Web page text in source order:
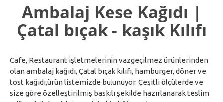
Ambalaj Kese Kağıdı |
Çatal bıçak - kaşık Kılıfı
Cafe, Restaurant işletmelerinin vazgeçilmez ürünlerinden
olan ambalaj kağıdı, Çatal bıçak kılıfı, hamburger, döner ve
tost kağıdı,ürün listemizde bulunuyor. Çeşitli ölçülerde ve
size göre özelleştirilmiş baskılı şekilde hazırlanarak teslim